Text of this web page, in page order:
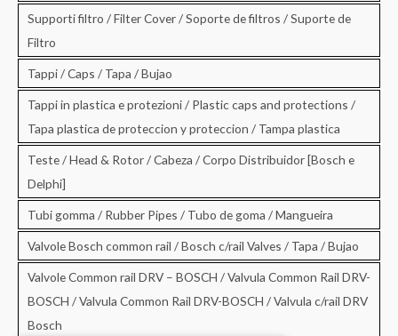
Supporti filtro / Filter Cover / Soporte de filtros / Suporte de
Filtro
Tappi / Caps / Tapa / Bujao
Tappi in plastica e protezioni / Plastic caps and protections /
Tapa plastica de proteccion y proteccion / Tampa plastica
Teste / Head & Rotor / Cabeza / Corpo Distribuidor [Bosch e
Delphi]
Tubi gomma / Rubber Pipes / Tubo de goma / Mangueira
Valvole Bosch common rail / Bosch c/rail Valves / Tapa / Bujao
Valvole Common rail DRV – BOSCH / Valvula Common Rail DRV-
BOSCH / Valvula Common Rail DRV-BOSCH / Valvula c/rail DRV
Bosch